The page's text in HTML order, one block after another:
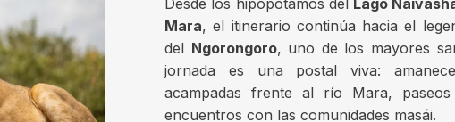
Desde los hipopótamos del Lago
Mara, el itinerario continúa hacia el
del Ngorongoro, uno de los mayores
jornada es una postal viva:
acampadas frente al río Mara,
encuentros con las comunidades masái.